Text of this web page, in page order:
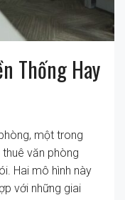
Thống Hay
một trong
văn phòng
Hai mô hình này
với những giai